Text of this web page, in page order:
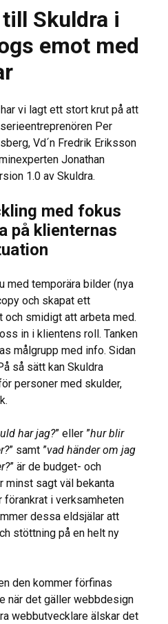
Skuldra i
emot med
vi lagt ett stort krut på att
Per
Vd´n Fredrik Eriksson
Jonathan
1.0 av Skuldra.
med fokus
på klienternas
med temporära bilder (nya
och skapat ett
och smidigt att arbeta med.
in i klientens roll. Tanken
målgrupp med info. Sidan
så sätt kan Skuldra
personer med skulder,
har jag?” eller ”hur blir
” samt ”vad händer om jag
” är de budget- och
minst sagt väl bekanta
förankrat i verksamheten
dessa eldsjälar att
stöttning på en helt ny
den kommer förfinas
när det gäller webbdesign
webbutvecklare älskar det